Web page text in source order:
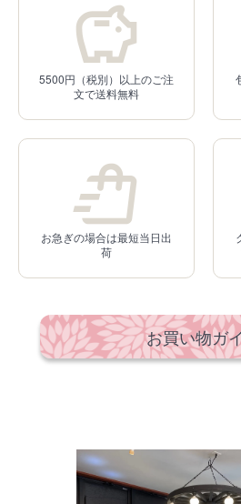
5500円（税別）以上のご注
文で送料無料
お急ぎの場合は最短当日出
荷
お買い物ガ